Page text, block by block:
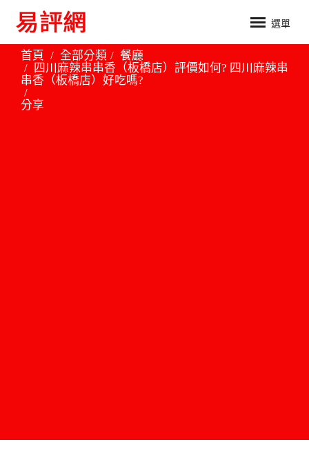
選單
首頁 全部分類
餐廳
四川麻辣串串香（板橋店）評價如何? 四川麻辣串
串香（板橋店）好吃嗎?
分享